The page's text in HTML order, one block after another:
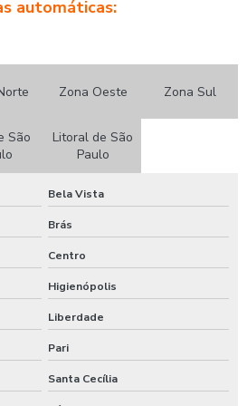
automáticas:
Zona Oeste Zona Sul
São
Litoral de São
Paulo
Bela Vista
Brás
Centro
Higienópolis
Liberdade
Pari
Santa Cecília